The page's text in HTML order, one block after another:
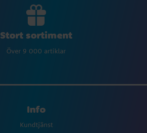
Stort sortiment
Över 9 000 artiklar
Info
Kundtjänst